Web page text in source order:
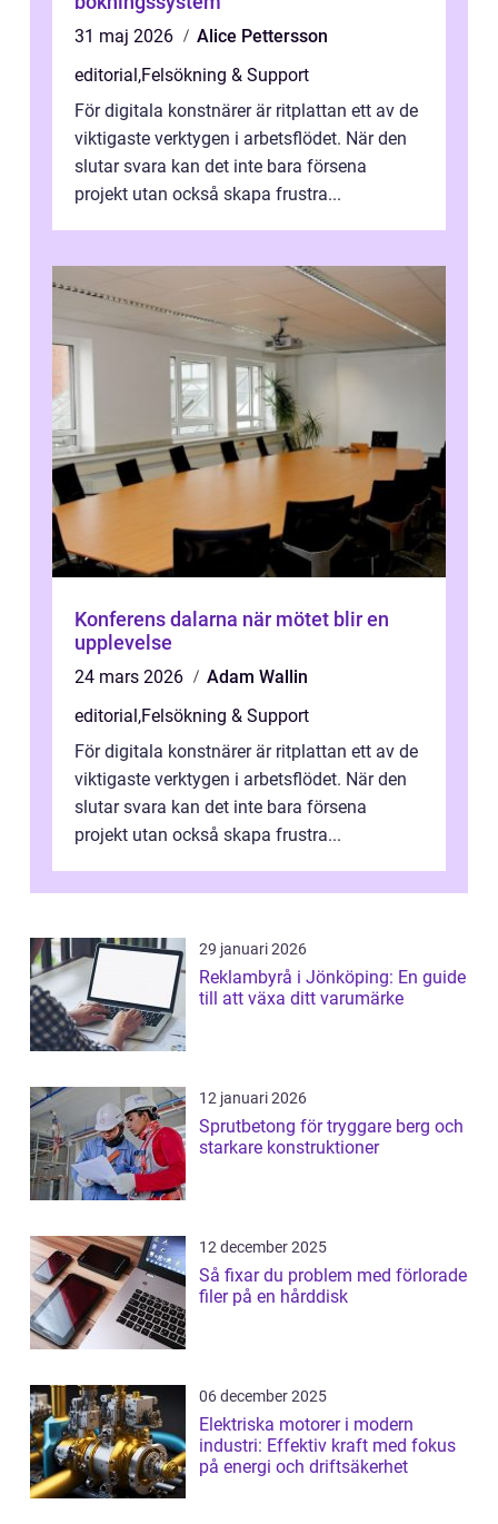
31 maj 2026
Alice Pettersson
editorial,Felsökning & Support
För digitala konstnärer är ritplattan ett av de
viktigaste verktygen i arbetsflödet. När den
slutar svara kan det inte bara försena
projekt utan också skapa frustra...
Konferens dalarna när mötet blir en
upplevelse
24 mars 2026
Adam Wallin
editorial,Felsökning & Support
För digitala konstnärer är ritplattan ett av de
viktigaste verktygen i arbetsflödet. När den
slutar svara kan det inte bara försena
projekt utan också skapa frustra...
29 januari 2026
Reklambyrå i Jönköping: En guide
till att växa ditt varumärke
12 januari 2026
Sprutbetong för tryggare berg och
starkare konstruktioner
12 december 2025
Så fixar du problem med förlorade
filer på en hårddisk
06 december 2025
Elektriska motorer i modern
industri: Effektiv kraft med fokus
på energi och driftsäkerhet